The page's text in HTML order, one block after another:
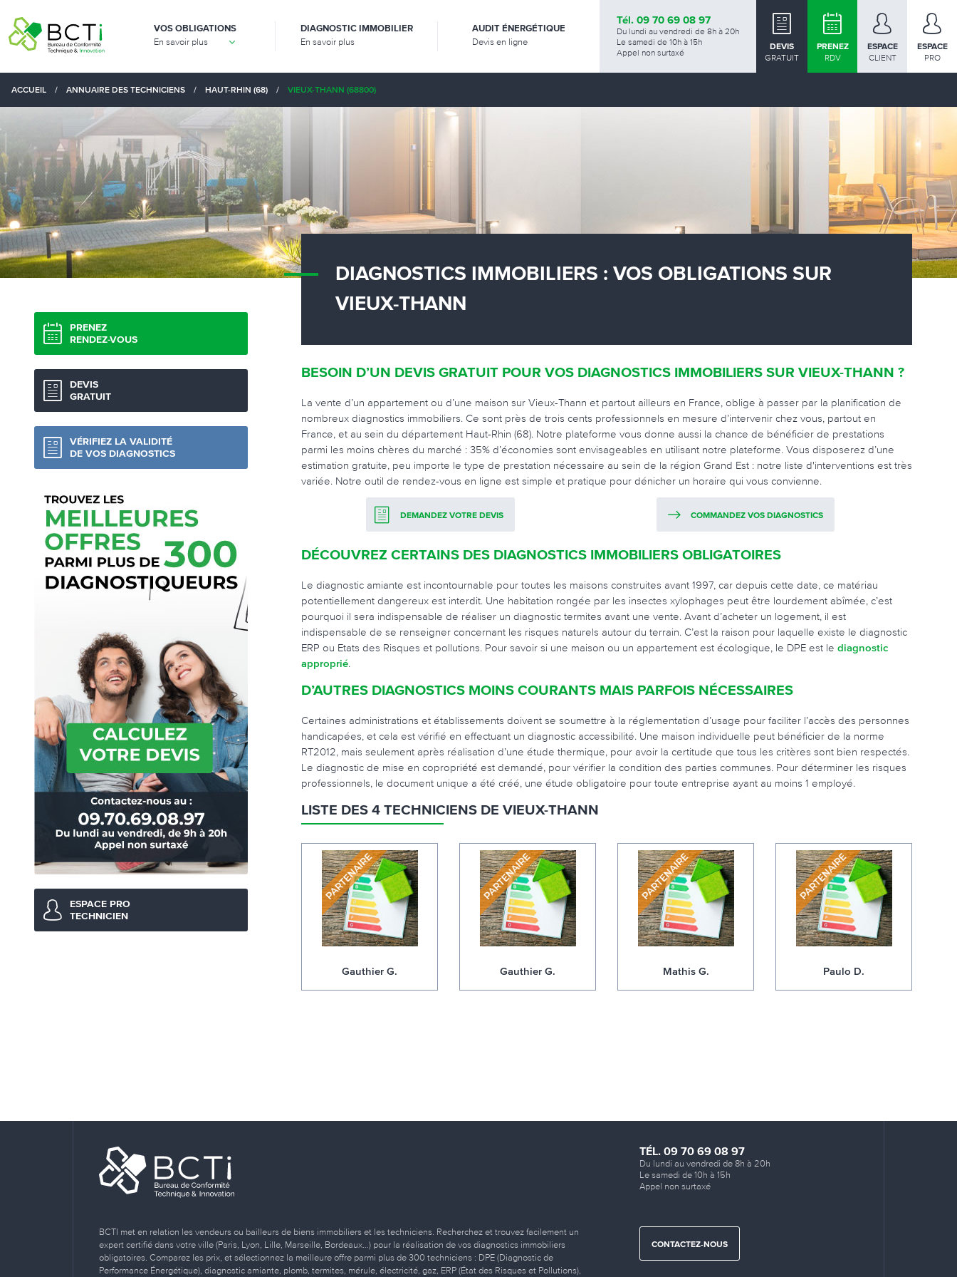
VOS OBLIGATIONS
En savoir plus
DIAGNOSTIC IMMOBILIER
En savoir plus
AUDIT ÉNERGÉTIQUE
Devis en ligne
Tél. 09 70 69 08 97
Du lundi au vendredi de 8h à 20h
Le samedi de 10h à 15h
Appel non surtaxé
DEVIS
GRATUIT
PRENEZ
RDV
ESPACE
CLIENT
ESPACE
PRO
ACCUEIL / ANNUAIRE DES TECHNICIENS / HAUT-RHIN (68) / VIEUX-THANN (68800)
PRENEZ
RENDEZ-VOUS
DEVIS
GRATUIT
VÉRIFIEZ LA VALIDITÉ
DE VOS DIAGNOSTICS
ESPACE PRO
TECHNICIEN
DIAGNOSTICS IMMOBILIERS : VOS OBLIGATIONS SUR
VIEUX-THANN
BESOIN D’UN DEVIS GRATUIT POUR VOS DIAGNOSTICS IMMOBILIERS SUR VIEUX-THANN ?
La vente d’un appartement ou d’une maison sur Vieux-Thann et partout ailleurs en France, oblige à passer par la planification de
nombreux diagnostics immobiliers. Ce sont près de trois cents professionnels en mesure d’intervenir chez vous, partout en
France, et au sein du département Haut-Rhin (68). Notre plateforme vous donne aussi la chance de bénéficier de prestations
parmi les moins chères du marché : 35% d’économies sont envisageables en utilisant notre plateforme. Vous disposerez d’une
estimation gratuite, peu importe le type de prestation nécessaire au sein de la région Grand Est : notre liste d'interventions est très
variée. Notre outil de rendez-vous en ligne est simple et pratique pour dénicher un horaire qui vous convienne.
DEMANDEZ VOTRE DEVIS COMMANDEZ VOS DIAGNOSTICS
DÉCOUVREZ CERTAINS DES DIAGNOSTICS IMMOBILIERS OBLIGATOIRES
Le diagnostic amiante est incontournable pour toutes les maisons construites avant 1997, car depuis cette date, ce matériau
potentiellement dangereux est interdit. Une habitation rongée par les insectes xylophages peut être lourdement abîmée, c’est
pourquoi il sera indispensable de réaliser un diagnostic termites avant une vente. Avant d’acheter un logement, il est
indispensable de se renseigner concernant les risques naturels autour du terrain. C’est la raison pour laquelle existe le diagnostic
ERP ou Etats des Risques et pollutions. Pour savoir si une maison ou un appartement est écologique, le DPE est le diagnostic
approprié.
D’AUTRES DIAGNOSTICS MOINS COURANTS MAIS PARFOIS NÉCESSAIRES
Certaines administrations et établissements doivent se soumettre à la réglementation d’usage pour faciliter l’accès des personnes
handicapées, et cela est vérifié en effectuant un diagnostic accessibilité. Une maison individuelle peut bénéficier de la norme
RT2012, mais seulement après réalisation d’une étude thermique, pour avoir la certitude que tous les critères sont bien respectés.
Le diagnostic de mise en copropriété est demandé, pour vérifier la condition des parties communes. Pour déterminer les risques
professionnels, le document unique a été créé, une étude obligatoire pour toute entreprise ayant au moins 1 employé.
LISTE DES 4 TECHNICIENS DE VIEUX-THANN
Gauthier G. Gauthier G. Mathis G. Paulo D.
BCTI met en relation les vendeurs ou bailleurs de biens immobiliers et les techniciens. Recherchez et trouvez facilement un
expert certifié dans votre ville (Paris, Lyon, Lille, Marseille, Bordeaux…) pour la réalisation de vos diagnostics immobiliers
obligatoires. Comparez les prix, et sélectionnez la meilleure offre parmi plus de 300 techniciens : DPE (Diagnostic de
Performance Énergétique), diagnostic amiante, plomb, termites, mérule, électricité, gaz, ERP (État des Risques et Pollutions),
TÉL. 09 70 69 08 97
Du lundi au vendredi de 8h à 20h
Le samedi de 10h à 15h
Appel non surtaxé
CONTACTEZ-NOUS